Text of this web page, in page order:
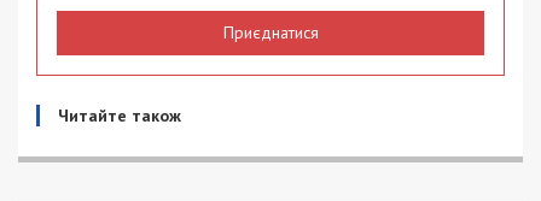
Приєднатися
Читайте також